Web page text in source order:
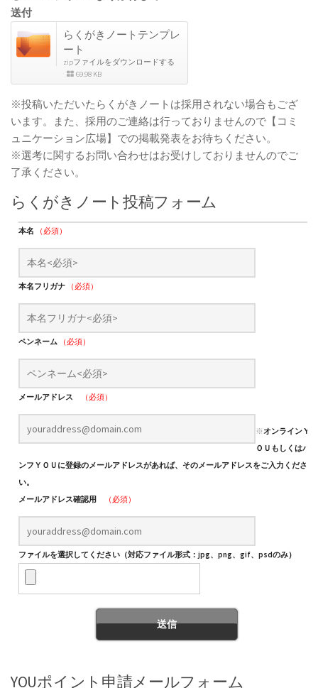
送付
らくがきノートテンプレ
ート
zipファイルをダウンロードする
69.98 KB
※投稿いただいたらくがきノートは採用されない場合もござ
います。また、採用のご連絡は行っておりませんので【コミ
ュニケーション広場】での掲載発表をお待ちください。
※選考に関するお問い合わせはお受けしておりませんのでご
了承ください。
らくがきノート投稿フォーム
本名 （必須）
本名フリガナ （必須）
ペンネーム （必須）
メールアドレス （必須）
※オンラインＹ
ＯＵもしくはパ
ンフＹＯＵに登録のメールアドレスがあれば、そのメールアドレスをご入力くださ
い。
メールアドレス確認用
（必須）
ファイルを選択してください（対応ファイル形式：jpg、png、gif、psdのみ）
YOUポイント申請メールフォーム